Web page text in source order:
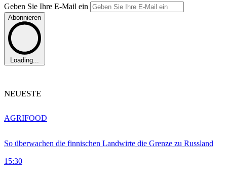
Geben Sie Ihre E-Mail ein
Abonnieren
Loading...
NEUESTE
So überwachen die finnischen Landwirte die Grenze zu Russland
15:30
AGRIFOOD